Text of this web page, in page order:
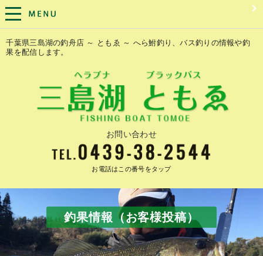
千葉県三島湖の釣舟店 ～ ともゑ ～ へら鮒釣り、バス釣りの情報や釣
果を配信します。
お問い合わせ
お電話はこの番号をタップ
釣果情報（お客様投稿）